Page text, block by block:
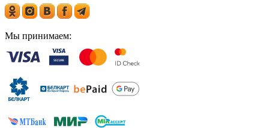
Мы принимаем: